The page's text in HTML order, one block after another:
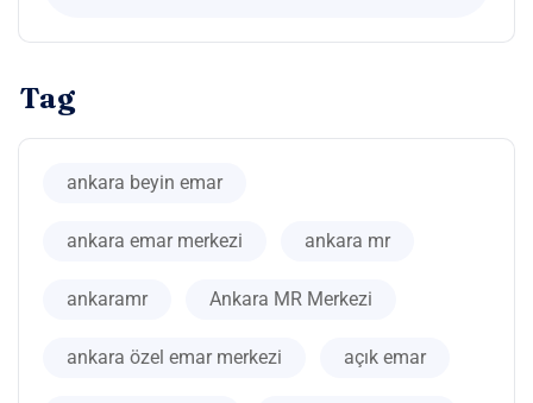
Tag
ankara beyin emar
ankara emar merkezi ankara mr
ankaramr Ankara MR Merkezi
ankara özel emar merkezi açık emar